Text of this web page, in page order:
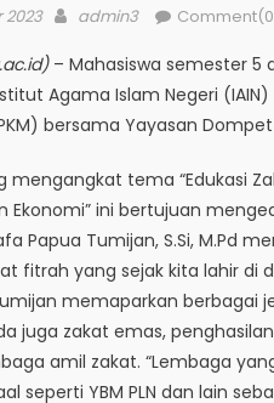
2023 Author
admin3
– Mahasiswa semester 5
Agama Islam Negeri
bersama Yayasan
mengangkat tema “Edukasi
Ekonomi” ini bertujuan
Papua Tumijan, S.Si, M.Pd
fitrah yang sejak kita lahir di
memaparkan berbagai
juga zakat emas,
amil zakat. “Lembaga
seperti YBM PLN dan lain